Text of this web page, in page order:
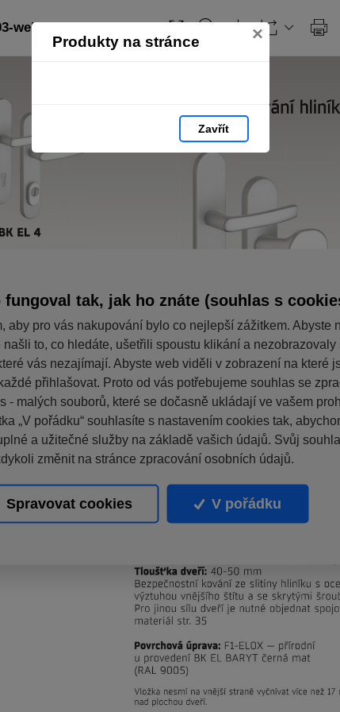
Produkty na stránce ×
Zavřít
web: strana 32
fungoval tak, jak ho znáte (souhlas s
aby pro vás nakupování bylo co nejlepší zážitkem. Abyste
našli to, co hledáte, ušetřili spoustu klikání a nezobrazovaly
vás nezajímají. Abyste web viděli v zobrazení na které
přihlašovat. Proto od vás potřebujeme souhlas se
- malých souborů, které se dočasně ukládají ve vašem
„V pořádku“ souhlasíte s nastavením cookies tak,
a užitečné služby na základě vašich údajů. Svůj
změnit na stránce zpracování osobních údajů.
Spravovat cookies V pořádku